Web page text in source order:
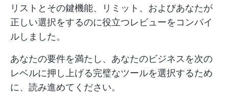
リストとその鍵機能、リミット、およびあなたが
正しい選択をするのに役立つレビューをコンパイ
ルしました。
あなたの要件を満たし、あなたのビジネスを次の
レベルに押し上げる完璧なツールを選択するため
に、読み進めてください。